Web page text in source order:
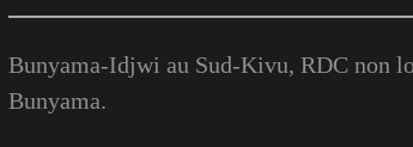
Bunyama-Idjwi au Sud-Kivu, RDC non
Bunyama.